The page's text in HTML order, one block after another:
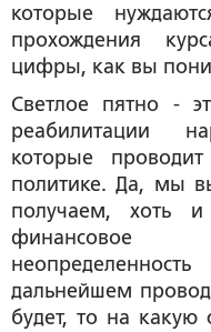
которые
прохождения
цифры, как вы
Светлое пятно -
реабилитации
которые
политике. Да, мы
получаем, хоть и
финансовое
дальнейшем
будет, то на какую